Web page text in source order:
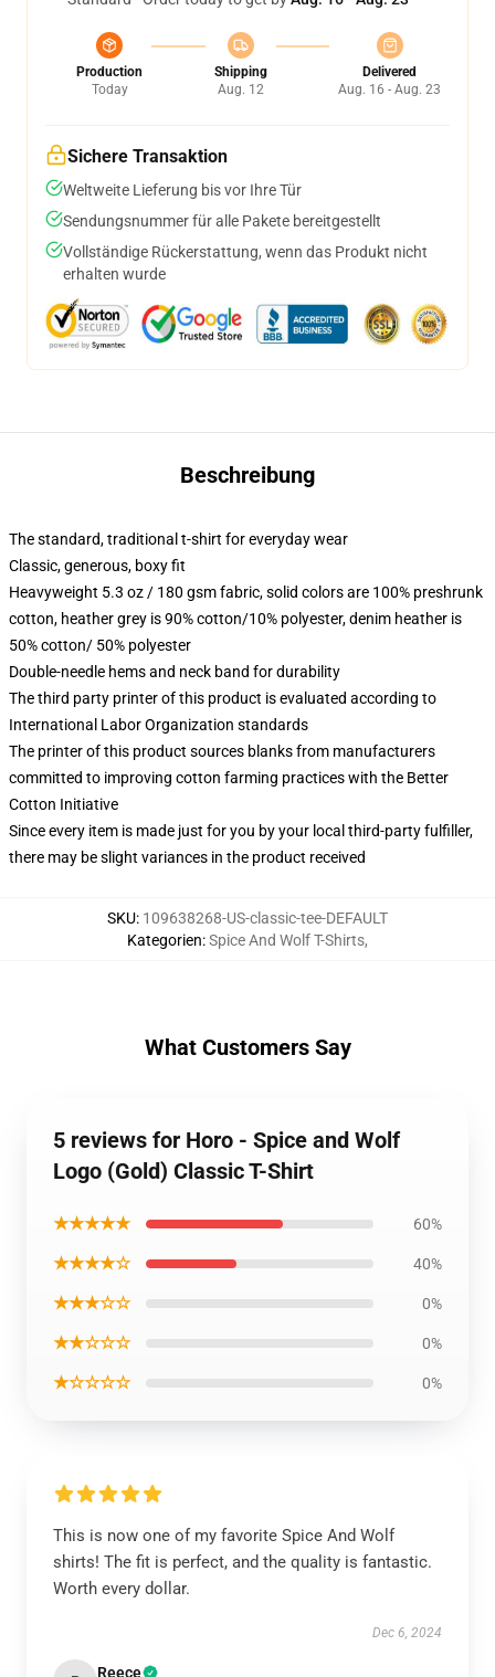
Production
Today
Shipping
Aug. 12
Delivered
Aug. 16 - Aug. 23
Sichere Transaktion
Weltweite Lieferung bis vor Ihre Tür
Sendungsnummer für alle Pakete bereitgestellt
Vollständige Rückerstattung, wenn das Produkt nicht
erhalten wurde
Beschreibung
The standard, traditional t-shirt for everyday wear
Classic, generous, boxy fit
Heavyweight 5.3 oz / 180 gsm fabric, solid colors are 100% preshrunk
cotton, heather grey is 90% cotton/10% polyester, denim heather is
50% cotton/ 50% polyester
Double-needle hems and neck band for durability
The third party printer of this product is evaluated according to
International Labor Organization standards
The printer of this product sources blanks from manufacturers
committed to improving cotton farming practices with the Better
Cotton Initiative
Since every item is made just for you by your local third-party fulfiller,
there may be slight variances in the product received
SKU: 109638268-US-classic-tee-DEFAULT
Kategorien:Spice And Wolf T-Shirts,
What Customers Say
5 reviews for Horo - Spice and Wolf
Logo (Gold) Classic T-Shirt
★★★★★ 60%
★★★★☆ 40%
★★★☆☆ 0%
★★☆☆☆ 0%
★☆☆☆☆ 0%
This is now one of my favorite Spice And Wolf
shirts! The fit is perfect, and the quality is fantastic.
Worth every dollar.
Dec 6, 2024
Reece